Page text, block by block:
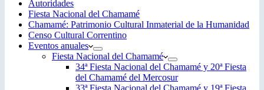
Autoridades
Fiesta Nacional del Chamamé
Chamamé: Patrimonio Cultural Inmaterial de la Humanidad
Censo Cultural Correntino
Eventos anuales
Fiesta Nacional del Chamamé
34ª Fiesta Nacional del Chamamé y 20ª Fiesta
del Chamamé del Mercosur
33ª Fiesta Nacional del Chamamé y 19ª Fiesta